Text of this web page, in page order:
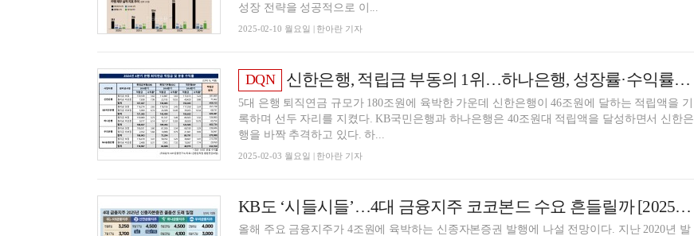
성장 전략을 성공적으로 이...
2025-02-10 월요일 | 한아란 기자
DQN 신한은행, 적립금 부동의 1위…하나은행, 성장률·수익률 선두 [2024 4분기 퇴직연금 랭킹]
5대 은행 퇴직연금 규모가 180조원에 육박한 가운데 신한은행이 46조원에 달하는 적립액을 기
록하며 선두 자리를 지켰다. KB국민은행과 하나은행은 40조원대 적립액을 달성하면서 신한은
행을 바짝 추격하고 있다. 하...
2025-02-03 월요일 | 한아란 기자
KB도 ‘시들시들’…4대 금융지주 코코본드 수요 흔들릴까 [2025 금융지주 코코본드]
올해 주요 금융지주가 4조원에 육박하는 신종자본증권 발행에 나설 전망이다. 지난 2020년 발